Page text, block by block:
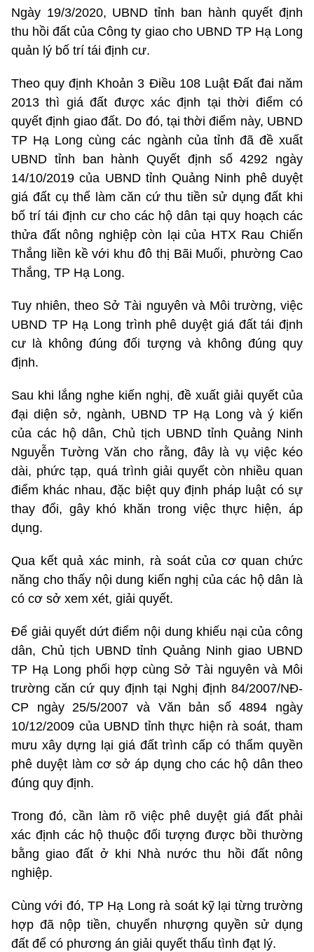
Ngày 19/3/2020, UBND tỉnh ban hành quyết định
thu hồi đất của Công ty giao cho UBND TP Hạ Long
quản lý bố trí tái định cư.
Theo quy định Khoản 3 Điều 108 Luật Đất đai năm
2013 thì giá đất được xác định tại thời điểm có
quyết định giao đất. Do đó, tại thời điểm này, UBND
TP Hạ Long cùng các ngành của tỉnh đã đề xuất
UBND tỉnh ban hành Quyết định số 4292 ngày
14/10/2019 của UBND tỉnh Quảng Ninh phê duyệt
giá đất cụ thể làm căn cứ thu tiền sử dụng đất khi
bố trí tái định cư cho các hộ dân tại quy hoạch các
thửa đất nông nghiệp còn lại của HTX Rau Chiến
Thắng liền kề với khu đô thị Bãi Muối, phường Cao
Thắng, TP Hạ Long.
Tuy nhiên, theo Sở Tài nguyên và Môi trường, việc
UBND TP Hạ Long trình phê duyệt giá đất tái định
cư là không đúng đối tượng và không đúng quy
định.
Sau khi lắng nghe kiến nghị, đề xuất giải quyết của
đại diện sở, ngành, UBND TP Hạ Long và ý kiến
của các hộ dân, Chủ tịch UBND tỉnh Quảng Ninh
Nguyễn Tường Văn cho rằng, đây là vụ việc kéo
dài, phức tạp, quá trình giải quyết còn nhiều quan
điểm khác nhau, đặc biệt quy định pháp luật có sự
thay đổi, gây khó khăn trong việc thực hiện, áp
dụng.
Qua kết quả xác minh, rà soát của cơ quan chức
năng cho thấy nội dung kiến nghị của các hộ dân là
có cơ sở xem xét, giải quyết.
Để giải quyết dứt điểm nội dung khiếu nại của công
dân, Chủ tịch UBND tỉnh Quảng Ninh giao UBND
TP Hạ Long phối hợp cùng Sở Tài nguyên và Môi
trường căn cứ quy định tại Nghị định 84/2007/NĐ-
CP ngày 25/5/2007 và Văn bản số 4894 ngày
10/12/2009 của UBND tỉnh thực hiện rà soát, tham
mưu xây dựng lại giá đất trình cấp có thẩm quyền
phê duyệt làm cơ sở áp dụng cho các hộ dân theo
đúng quy định.
Trong đó, cần làm rõ việc phê duyệt giá đất phải
xác định các hộ thuộc đối tượng được bồi thường
bằng giao đất ở khi Nhà nước thu hồi đất nông
nghiệp.
Cùng với đó, TP Hạ Long rà soát kỹ lại từng trường
hợp đã nộp tiền, chuyển nhượng quyền sử dụng
đất để có phương án giải quyết thấu tình đạt lý.